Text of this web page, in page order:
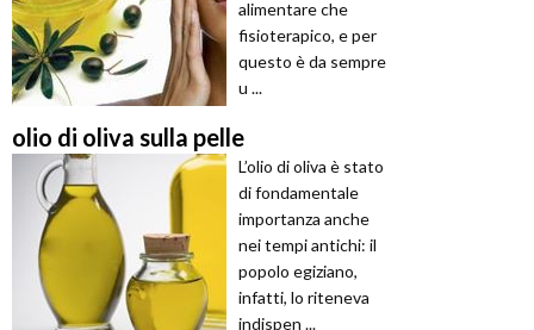
alimentare che
fisioterapico, e per
questo è da sempre
u ...
olio di oliva sulla pelle
L’olio di oliva è stato
di fondamentale
importanza anche
nei tempi antichi: il
popolo egiziano,
infatti, lo riteneva
indispen ...